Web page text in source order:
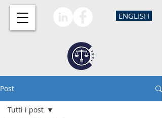
ENGLISH
Post
Tutti i post